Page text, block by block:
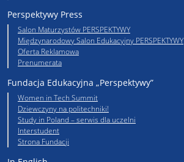
Perspektywy Press
Salon Maturzystów PERSPEKTYWY
Międzynarodowy Salon Edukacyjny PERSPEKTYWY
Oferta Reklamowa
Prenumerata
Fundacja Edukacyjna „Perspektywy”
Women in Tech Summit
Dziewczyny na politechniki!
Study in Poland – serwis dla uczelni
Interstudent
Strona Fundacji